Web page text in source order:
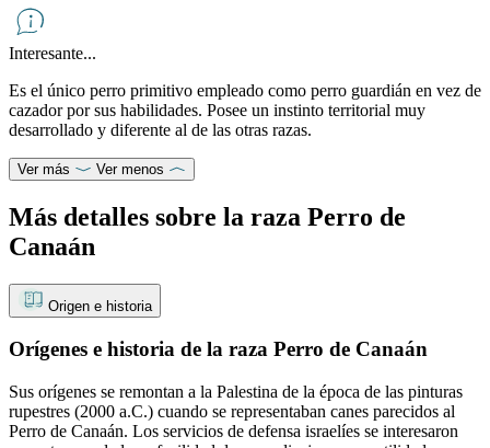
Interesante...
Es el único perro primitivo empleado como perro guardián en vez de
cazador por sus habilidades. Posee un instinto territorial muy
desarrollado y diferente al de las otras razas.
Ver más Ver menos
Más detalles sobre la raza Perro de
Canaán
Origen e historia
Orígenes e historia de la raza Perro de Canaán
Sus orígenes se remontan a la Palestina de la época de las pinturas
rupestres (2000 a.C.) cuando se representaban canes parecidos al
Perro de Canaán. Los servicios de defensa israelíes se interesaron